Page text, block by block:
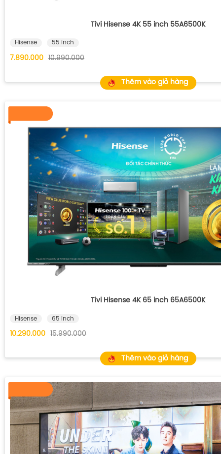
Tivi Hisense 4K 55 inch 55A6500K
Hisense 55 inch
7.890.000 10.990.000
Thêm vào giỏ hàng
Tivi Hisense 4K 65 inch 65A6500K
Hisense 65 inch
10.290.000 15.990.000
Thêm vào giỏ hàng